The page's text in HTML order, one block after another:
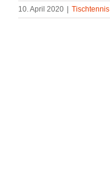
10. April 2020 Tischtennis